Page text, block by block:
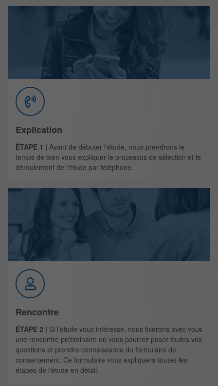
Explication
ÉTAPE 1 | Avant de débuter l'étude, nous prendrons le
temps de bien vous expliquer le processus de sélection et le
déroulement de l'étude par téléphone.
Rencontre
ÉTAPE 2 | Si l’étude vous intéresse, nous fixerons avec vous
une rencontre préliminaire où vous pourrez poser toutes vos
questions et prendre connaissance du formulaire de
consentement. Ce formulaire vous expliquera toutes les
étapes de l'étude en détail.